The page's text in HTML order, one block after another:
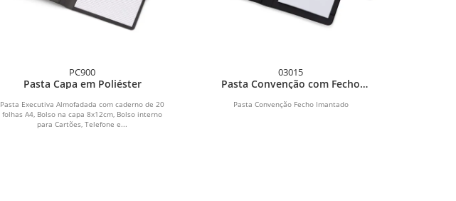
PC900
Pasta Capa em Poliéster
Pasta Executiva Almofadada com caderno de 20
folhas A4, Bolso na capa 8x12cm, Bolso interno
para Cartões, Telefone e...
03015
Pasta Convenção com Fecho
Pasta Convenção Fecho Imantado